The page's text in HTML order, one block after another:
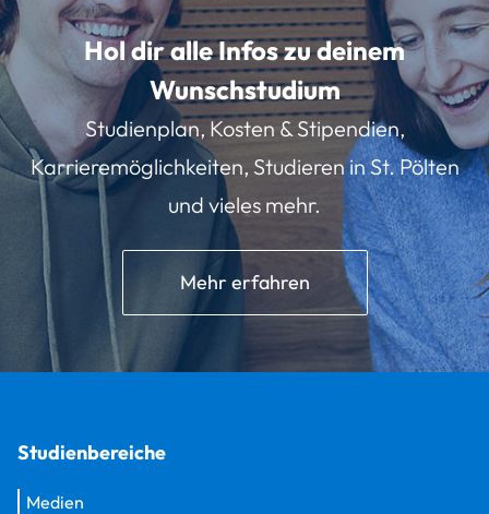
Hol dir alle Infos zu deinem
Wunschstudium
Studienplan, Kosten & Stipendien,
Karrieremöglichkeiten, Studieren in St. Pölten
und vieles mehr.
Mehr erfahren
Studienbereiche
Medien